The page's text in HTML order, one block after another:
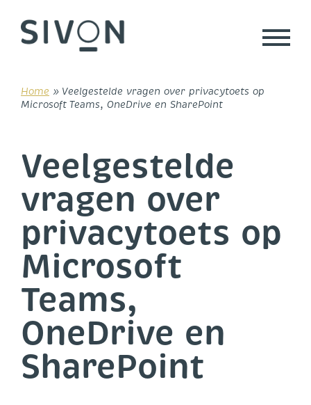
content
Home » Veelgestelde vragen over privacytoets op
Microsoft Teams, OneDrive en SharePoint
Veelgestelde
vragen over
privacytoets op
Microsoft
Teams,
OneDrive en
SharePoint